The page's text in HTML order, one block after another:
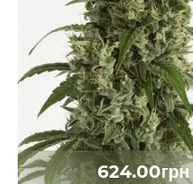
624.00грн